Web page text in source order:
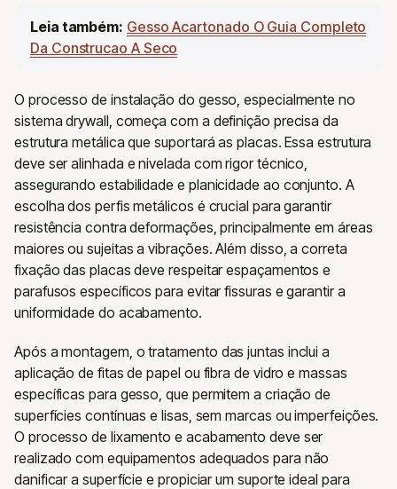
Leia também: Gesso Acartonado O Guia Completo
Da Construcao A Seco
O processo de instalação do gesso, especialmente no
sistema drywall, começa com a definição precisa da
estrutura metálica que suportará as placas. Essa estrutura
deve ser alinhada e nivelada com rigor técnico,
assegurando estabilidade e planicidade ao conjunto. A
escolha dos perfis metálicos é crucial para garantir
resistência contra deformações, principalmente em áreas
maiores ou sujeitas a vibrações. Além disso, a correta
fixação das placas deve respeitar espaçamentos e
parafusos específicos para evitar fissuras e garantir a
uniformidade do acabamento.
Após a montagem, o tratamento das juntas inclui a
aplicação de fitas de papel ou fibra de vidro e massas
específicas para gesso, que permitem a criação de
superfícies contínuas e lisas, sem marcas ou imperfeições.
O processo de lixamento e acabamento deve ser
realizado com equipamentos adequados para não
danificar a superfície e propiciar um suporte ideal para